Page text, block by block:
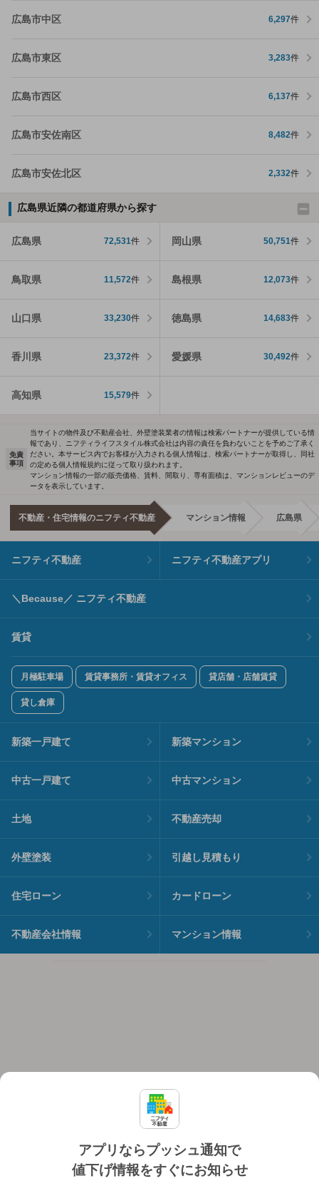
広島市中区 6,297件
広島市東区 3,283件
広島市西区 6,137件
広島市安佐南区 8,482件
広島市安佐北区 2,332件
広島県近隣の都道府県から探す
広島県 72,531件 岡山県 50,751件
鳥取県 11,572件 島根県 12,073件
山口県 33,230件 徳島県 14,683件
香川県 23,372件 愛媛県 30,492件
高知県 15,579件
アプリならプッシュ通知で
値下げ情報をすぐにお知らせ
免責
事項
当サイトの物件及び不動産会社、外壁塗装業者の情報は検索パートナーが提供している情
報であり、ニフティライフスタイル株式会社は内容の責任を負わないことを予めご了承く
ださい。本サービス内でお客様が入力される個人情報は、検索パートナーが取得し、同社
の定める個人情報規約に従って取り扱われます。
マンション情報の一部の販売価格、賃料、間取り、専有面積は、マンションレビューのデ
ータを表示しています。
不動産・住宅情報のニフティ不動産 マンション情報 広島県
ニフティ不動産 ニフティ不動産アプリ
＼Because／ ニフティ不動産
賃貸
月極駐車場 賃貸事務所・賃貸オフィス 貸店舗・店舗賃貸
貸し倉庫
新築一戸建て 新築マンション
中古一戸建て 中古マンション
土地 不動産売却
外壁塗装 引越し見積もり
住宅ローン カードローン
不動産会社情報 マンション情報
個人情報保護ポリシー 利用規約